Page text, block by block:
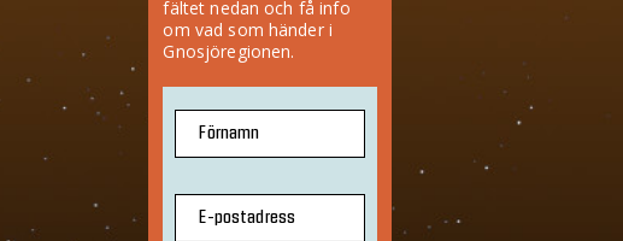
fältet nedan och få info
om vad som händer i
Gnosjöregionen.
Förnamn
E-postadress